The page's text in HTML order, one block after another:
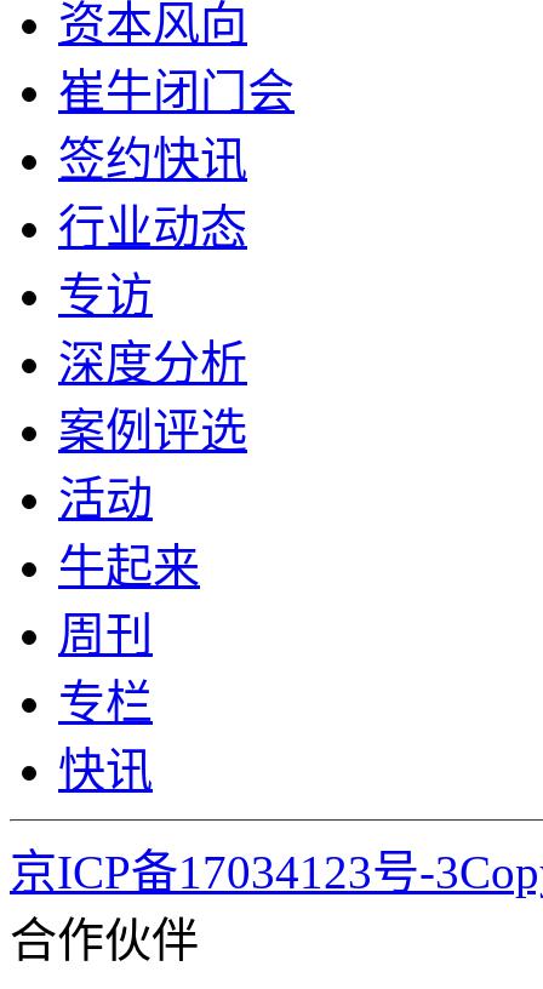
资本风向
崔牛闭门会
签约快讯
行业动态
专访
深度分析
案例评选
活动
牛起来
周刊
专栏
快讯
京ICP备17034123号-
合作伙伴